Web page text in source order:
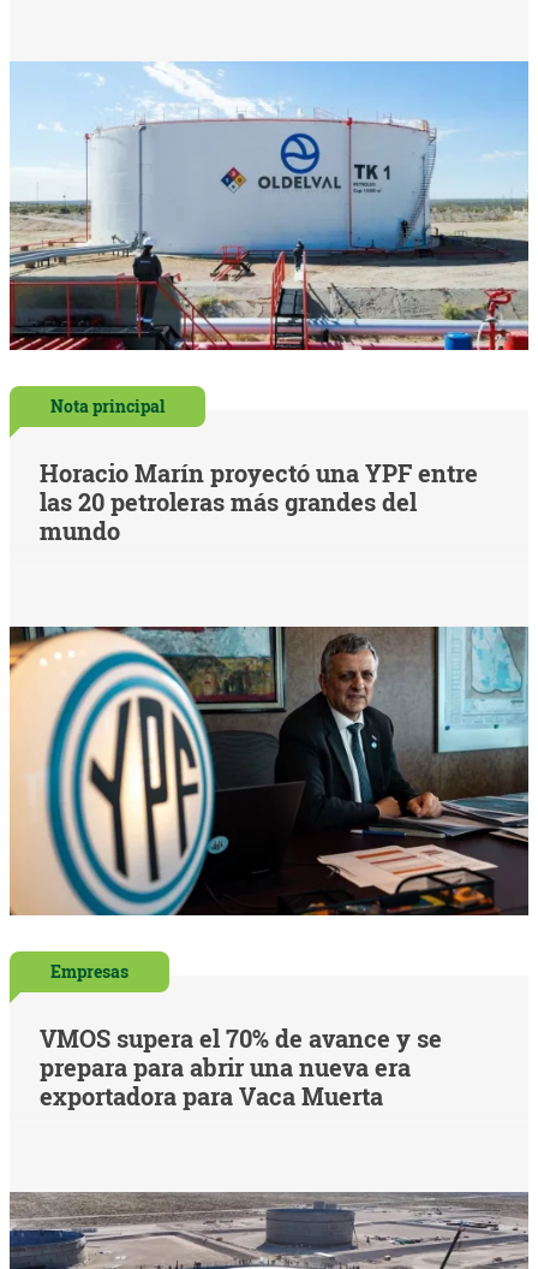
Nota principal
Horacio Marín proyectó una YPF entre
las 20 petroleras más grandes del
mundo
Empresas
VMOS supera el 70% de avance y se
prepara para abrir una nueva era
exportadora para Vaca Muerta